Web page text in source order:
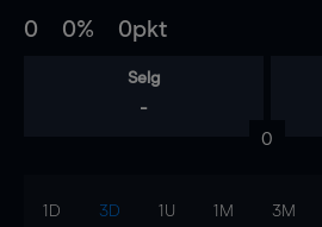
0 0% 0pkt
Selg
-
0
1D 3D 1U 1M 3M